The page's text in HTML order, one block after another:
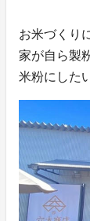
お米づくり
家が自ら製
米粉にした